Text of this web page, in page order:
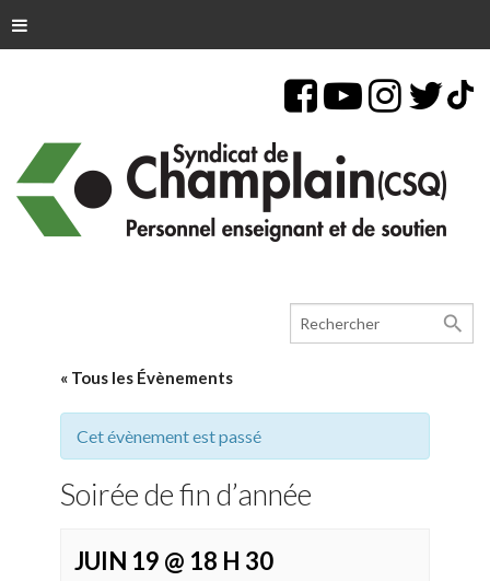
search
« Tous les Évènements
Cet évènement est passé
Soirée de fin d’année
JUIN 19 @ 18 H 30